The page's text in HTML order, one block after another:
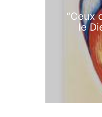
“Ceux
le